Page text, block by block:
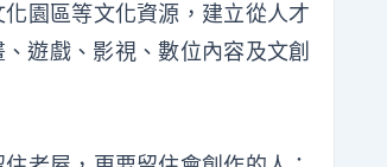
園區等文化資源，建立從人才
遊戲、影視、數位內容及文創